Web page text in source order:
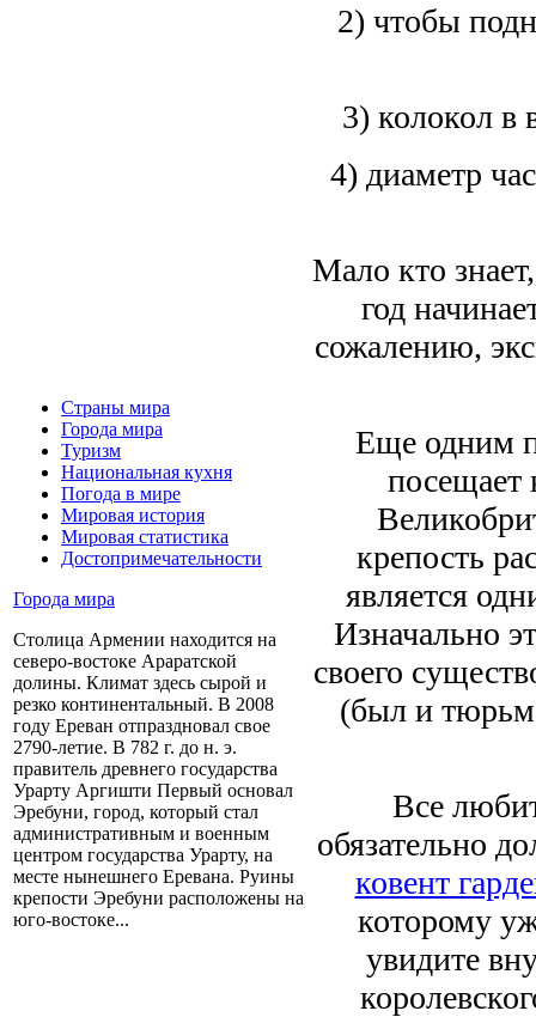
Страны мира
Города мира
Туризм
Национальная кухня
Погода в мире
Мировая история
Мировая статистика
Достопримечательности
Города мира
Столица Армении находится на
северо-востоке Араратской
долины. Климат здесь сырой и
резко континентальный. В 2008
году Ереван отпраздновал свое
2790-летие. В 782 г. до н. э.
правитель древнего государства
Урарту Аргишти Первый основал
Эребуни, город, который стал
административным и военным
центром государства Урарту, на
месте нынешнего Еревана. Руины
крепости Эребуни расположены на
юго-востоке...
2) чтобы
3) колокол в
4) диаметр
Мало кто
год
сожалению,
Еще одним
посещает
крепость
является
Изначально
своего
(был и
Все
обязательно
ковент
которому
увидите